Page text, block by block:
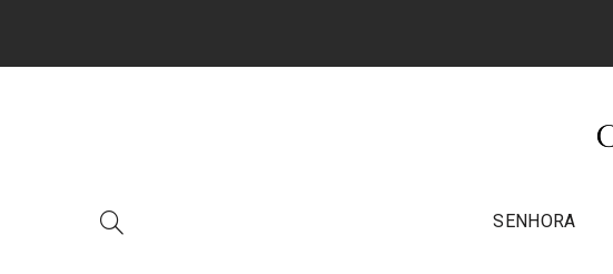
SENHORA